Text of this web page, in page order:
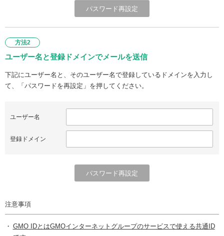
方法2
ユーザー名と登録ドメインでメールを送信
下記にユーザー名と、そのユーザー名で登録しているドメインを入力し
て、「パスワードを再設定」を押してください。
ユーザー名
登録ドメイン
注意事項
GMO IDとはGMOインターネットグループのサービスで使える共通ID